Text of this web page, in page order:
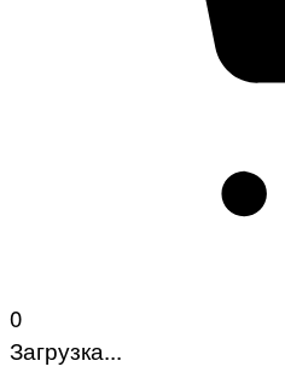
0
Загрузка...